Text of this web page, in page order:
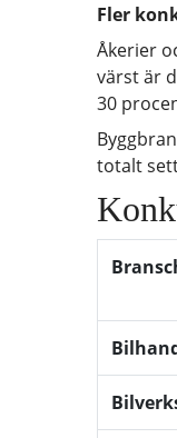
Fler
Åkerier
värst är
30
totalt